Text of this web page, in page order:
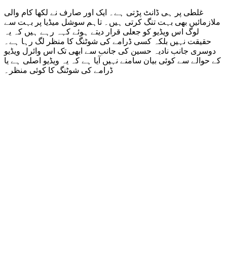
غلطی پر ہی ڈانٹ پڑتی ہے۔ ایک اور صارف نے لکھا کام والی
ملازمائیں بھی بہت تنگ کرتی ہیں۔ تاہم سوشل میڈیا پر بہت سے
لوگ اس ویڈیو کو جعلی قرار دیتے ہوئے کہہ رہے ہیں کہ یہ
حقیقت نہیں بلکہ کسی ڈرامے کی شوٹنگ کا منظر لگ رہا ہے۔
دوسری جانب نادیہ حسین کی جانب سے ابھی تک اس وائرل ویڈیو
کے حوالے سے کوئی بیان سامنے نہیں آیا ہے کہ یہ ویڈیو اصلی ہے یا
ڈرامے کی شوٹنگ کا کوئی منظر۔